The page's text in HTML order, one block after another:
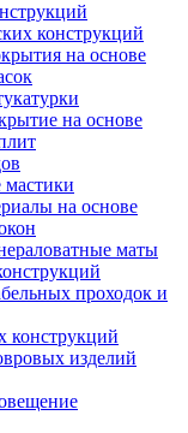
конструкций
на основе
на основе
на основе
маты
проходок и
конструкций
изделий